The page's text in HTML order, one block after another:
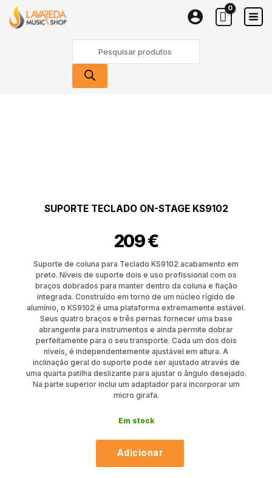
content
search
SUPORTE TECLADO ON-STAGE KS9102
209€
Suporte de coluna para Teclado KS9102 acabamento em
preto. Níveis de suporte dois e uso profissional com os
braços dobrados para manter dentro da coluna e fiação
integrada. Construído em torno de um núcleo rígido de
alumínio, o KS9102 é uma plataforma extremamente estável.
Seus quatro braços e três pernas fornecer uma base
abrangente para instrumentos e ainda permite dobrar
perfeitamente para o seu transporte. Cada um dos dois
níveis, é independentemente ajustável em altura. A
inclinação geral do suporte pode ser ajustado através de
uma quarta patilha deslizante para ajustar o ângulo desejado.
Na parte superior inclui um adaptador para incorporar um
micro girafa.
Em stock
Adicionar
ON-
STAGE